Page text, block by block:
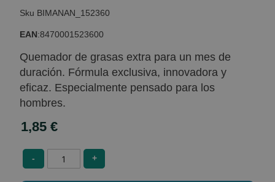
BIMANAN_152360
EAN:8470001523600
Quemador de grasas extra para un mes de
duración. Fórmula exclusiva, innovadora y
eficaz. Especialmente pensado para los
hombres.
1,85 €
- +